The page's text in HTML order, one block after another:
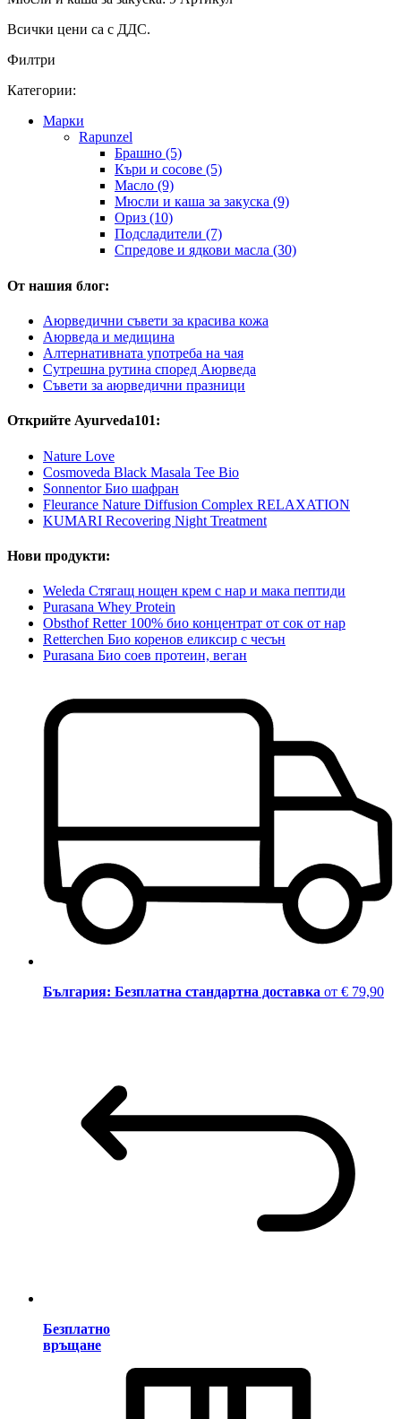
Всички цени са с ДДС.
Филтри
Категории:
Марки
Rapunzel
Брашно (5)
Къри и сосове (5)
Масло (9)
Мюсли и каша за закуска (9)
Ориз (10)
Подсладители (7)
Спредове и ядкови масла (30)
От нашия блог:
Аюрведични съвети за красива кожа
Аюрведа и медицина
Алтернативната употреба на чая
Сутрешна рутина според Аюрведа
Съвети за аюрведични празници
Открийте Ayurveda101:
Nature Love
Cosmoveda Black Masala Tee Bio
Sonnentor Био шафран
Fleurance Nature Diffusion Complex RELAXATION
KUMARI Recovering Night Treatment
Нови продукти:
Weleda Стягащ нощен крем с нар и мака пептиди
Purasana Whey Protein
Obsthof Retter 100% био концентрат от сок от нар
Retterchen Био коренов еликсир с чесън
Purasana Био соев протеин, веган
България: Безплатна стандартна доставка от € 79,90
Безплатно
връщане